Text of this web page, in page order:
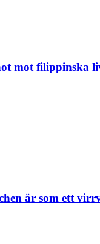
mot filippinska
är som ett